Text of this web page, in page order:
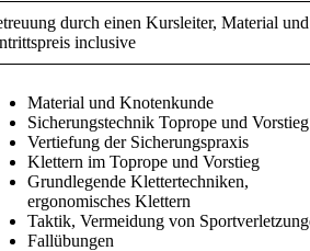
durch einen Kursleiter, Material und
inclusive
Material und Knotenkunde
Sicherungstechnik Toprope und Vorstieg
Vertiefung der Sicherungspraxis
Klettern im Toprope und Vorstieg
Grundlegende Klettertechniken,
ergonomisches Klettern
Taktik, Vermeidung von